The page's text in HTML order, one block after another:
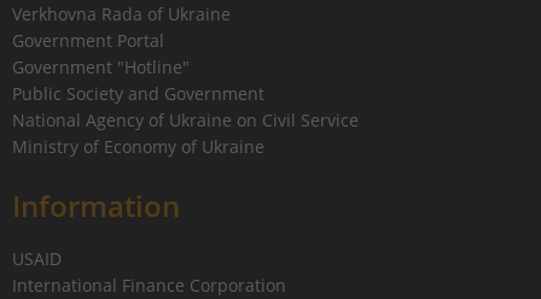
Verkhovna Rada of Ukraine
Government Portal
Government "Hotline"
Public Society and Government
National Agency of Ukraine on Civil Service
Ministry of Economy of Ukraine
Information
USAID
International Finance Corporation